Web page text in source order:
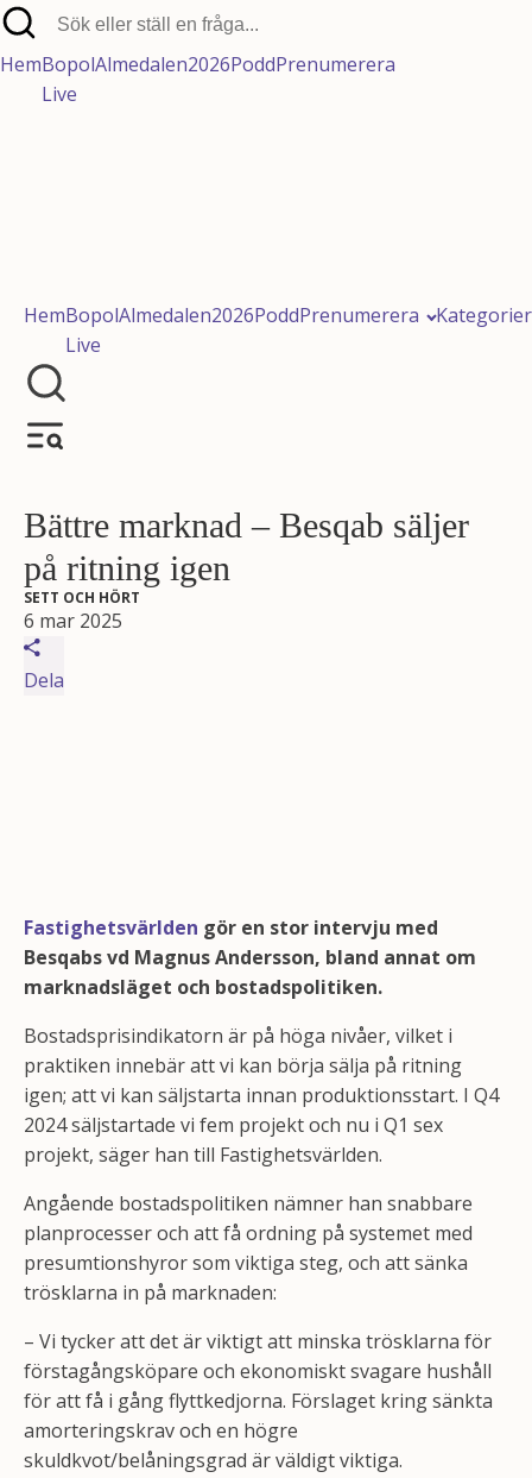
HemBopol
Live
Almedalen2026PoddPrenumerera
Prenumerera på vårt
HemBopol
Live
Almedalen2026PoddPrenumerera Kategorier
Bättre marknad – Besqab säljer
på ritning igen
SETT OCH HÖRT
6 mar 2025
Dela
Fastighetsvärlden gör en stor intervju med
Besqabs vd Magnus Andersson, bland annat om
marknadsläget och bostadspolitiken.
Bostadsprisindikatorn är på höga nivåer, vilket i
praktiken innebär att vi kan börja sälja på ritning
igen; att vi kan säljstarta innan produktionsstart. I Q4
2024 säljstartade vi fem projekt och nu i Q1 sex
projekt, säger han till Fastighetsvärlden.
Angående bostadspolitiken nämner han snabbare
planprocesser och att få ordning på systemet med
presumtionshyror som viktiga steg, och att sänka
trösklarna in på marknaden:
– Vi tycker att det är viktigt att minska trösklarna för
förstagångsköpare och ekonomiskt svagare hushåll
för att få i gång flyttkedjorna. Förslaget kring sänkta
amorteringskrav och en högre
skuldkvot/belåningsgrad är väldigt viktiga.